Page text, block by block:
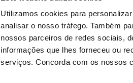
Utilizamos cookies para
analisar o nosso tráfego. Também
nossos parceiros de redes sociais,
informações que lhes forneceu ou
serviços. Concorda com os nossos